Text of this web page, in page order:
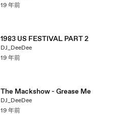
19 年前
1983 US FESTIVAL PART 2
DJ_DeeDee
19 年前
The Mackshow - Grease Me
DJ_DeeDee
19 年前